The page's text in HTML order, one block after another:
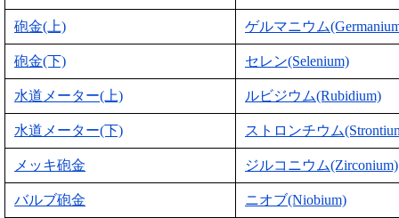
砲金(上) ゲルマニウム
砲金(下) セレン(Selenium)
水道メーター(上) ルビジウム(Rubidium)
水道メーター(下) ストロンチウム
メッキ砲金 ジルコニウム(Zirconium)
バルブ砲金 ニオブ(Niobium)